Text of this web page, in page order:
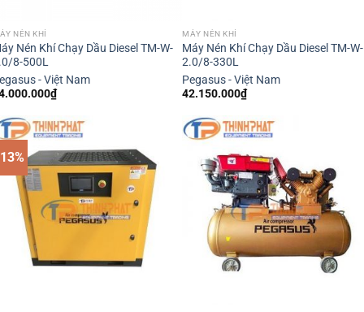
NÉN KHÍ
Nén Khí Chạy Dầu Diesel TM-W-
8-500L
- Việt Nam
₫
MÁY NÉN KHÍ
Máy Nén Khí Chạy Dầu Diesel TM-W-
2.0/8-330L
Pegasus - Việt Nam
42.150.000₫